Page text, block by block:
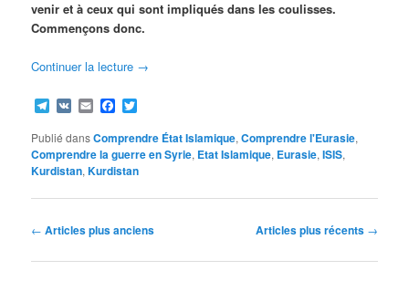
venir et à ceux qui sont impliqués dans les coulisses.
Commençons donc.
Continuer la lecture →
Telegram
VK EmailFacebook
Publié dansComprendre État Islamique,Comprendre l'Eurasie,
Comprendre la guerre en Syrie, Etat Islamique, Eurasie,ISIS,
Kurdistan,Kurdistan
Navigation
articles
← Articles plus anciens Articles plus récents →